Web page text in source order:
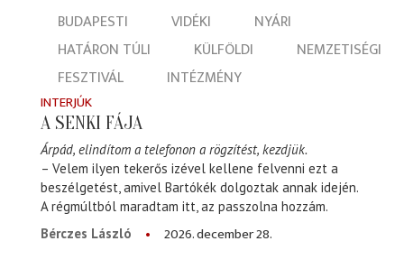
BUDAPESTI VIDÉKI
NYÁRI
HATÁRON TÚLI
KÜLFÖLDI
NEMZETISÉGI
FESZTIVÁL
INTÉZMÉNY
INTERJÚK
A SENKI FÁJA
Árpád, elindítom a telefonon a rögzítést, kezdjük.
– Velem ilyen tekerős izével kellene felvenni ezt a
beszélgetést, amivel Bartókék dolgoztak annak idején.
A régmúltból maradtam itt, az passzolna hozzám.
Bérczes László
2026. december 28.